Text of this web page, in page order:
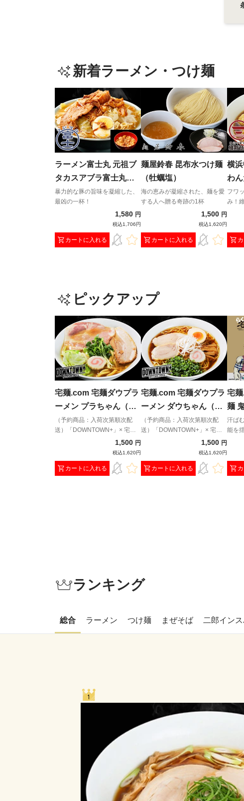
新着ラーメン・つけ麺
ラーメン富士丸 元祖ブ
タカスアブラ富士丸
（カラメ付き）
暴力的な豚の旨味を凝縮した、
最凶の一杯！
1,580 円
税込1,706円
カートに入れる
麺屋鈴春 昆布水つけ麺
（牡蠣塩）
海の恵みが凝縮された、麺を愛
する人へ贈る奇跡の1杯
1,500 円
税込1,620円
カートに入れる
横
わ
フワ
み！
贅沢
ピックアップ
宅麺.com 宅麺ダウプラ
ーメン プラちゃん（豚
骨魚介）（予約商品：
入荷次第順次配送）
（予約商品：入荷次第順次配
送）「DOWNTOWN+」× 宅麺
コラボラーメン！松本人志氏と
ダイアン・津田篤宏氏が作り上
げた究極の味をご賞味あれ！
1,500 円
税込1,620円
カートに入れる
宅麺.com 宅麺ダウプラ
ーメン ダウちゃん（醤
油）（予約商品：入荷
次第順次配送）
（予約商品：入荷次第順次配
送）「DOWNTOWN+」× 宅麺
コラボラーメン！松本人志氏と
ダイアン・津田篤宏氏が作り上
げた究極の味をご賞味あれ！
1,500 円
税込1,620円
カートに入れる
宅
麺
赤辛
汗ば
能を
撃。
ランキング
総合 ラーメン つけ麺 まぜそば 二郎イン